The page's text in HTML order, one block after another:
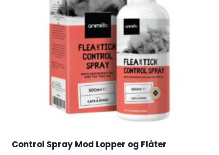
Control Spray Mod Lopper og Flåter